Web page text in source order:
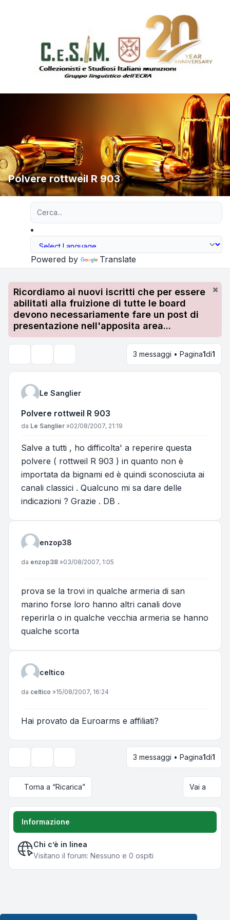
Polvere rottweil R 903
Powered by Translate
Ricordiamo ai nuovi iscritti che per essere
abilitati alla fruizione di tutte le board
devono necessariamente fare un post di
presentazione nell'apposita area...
3 messaggi • Pagina1di1
Le Sanglier
Polvere rottweil R 903
Messaggio
da Le Sanglier »02/08/2007, 21:19
Salve a tutti , ho difficolta' a reperire questa
polvere ( rottweil R 903 ) in quanto non è
importata da bignami ed è quindi sconosciuta ai
canali classici . Qualcuno mi sa dare delle
indicazioni ? Grazie . DB .
enzop38
Messaggio
da enzop38 »03/08/2007, 1:05
prova se la trovi in qualche armeria di san
marino forse loro hanno altri canali dove
reperirla o in qualche vecchia armeria se hanno
qualche scorta
celtico
Messaggio
da celtico »15/08/2007, 16:24
Hai provato da Euroarms e affiliati?
Opzioni di visualizzazione e ordinamento
3 messaggi • Pagina1di1
Torna a “Ricarica” Vai a
Informazione
Chi c’è in linea
Visitano il forum: Nessuno e 0 ospiti